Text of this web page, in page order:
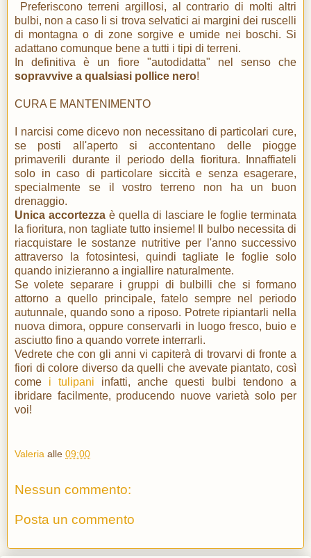
Preferiscono terreni argillosi, al contrario di molti altri
bulbi, non a caso li si trova selvatici ai margini dei ruscelli
di montagna o di zone sorgive e umide nei boschi. Si
adattano comunque bene a tutti i tipi di terreni.
In definitiva è un fiore "autodidatta" nel senso che
sopravvive a qualsiasi pollice nero!
CURA E MANTENIMENTO
I narcisi come dicevo non necessitano di particolari cure,
se posti all'aperto si accontentano delle piogge
primaverili durante il periodo della fioritura. Innaffiateli
solo in caso di particolare siccità e senza esagerare,
specialmente se il vostro terreno non ha un buon
drenaggio.
Unica accortezza è quella di lasciare le foglie terminata
la fioritura, non tagliate tutto insieme! Il bulbo necessita di
riacquistare le sostanze nutritive per l'anno successivo
attraverso la fotosintesi, quindi tagliate le foglie solo
quando inizieranno a ingiallire naturalmente.
Se volete separare i gruppi di bulbilli che si formano
attorno a quello principale, fatelo sempre nel periodo
autunnale, quando sono a riposo. Potrete ripiantarli nella
nuova dimora, oppure conservarli in luogo fresco, buio e
asciutto fino a quando vorrete interrarli.
Vedrete che con gli anni vi capiterà di trovarvi di fronte a
fiori di colore diverso da quelli che avevate piantato, così
come i tulipani infatti, anche questi bulbi tendono a
ibridare facilmente, producendo nuove varietà solo per
voi!
Valeria alle 09:00
Nessun commento:
Posta un commento